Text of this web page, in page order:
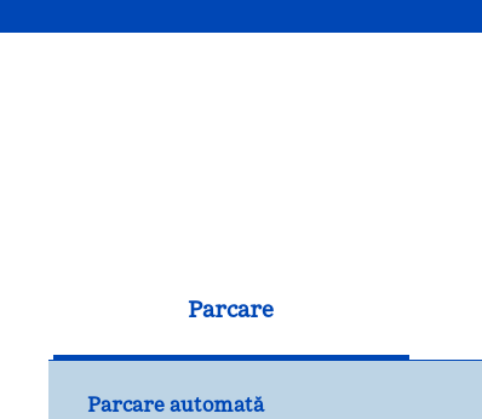
Parcare
Parcare automată